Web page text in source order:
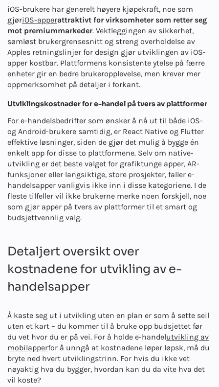
iOS-brukere har generelt høyere kjøpekraft, noe som
gjøriOS-apperattraktivt for virksomheter som retter seg
mot premiummarkeder. Vektleggingen av sikkerhet,
sømløst brukergrensesnitt og streng overholdelse av
Apples retningslinjer for design gjør utviklingen av iOS-
apper kostbar. Plattformens konsistente ytelse på færre
enheter gir en bedre brukeropplevelse, men krever mer
oppmerksomhet på detaljer i forkant.
Utviklingskostnader for e-handel på tvers av plattformer
For e-handelsbedrifter som ønsker å nå ut til både iOS-
og Android-brukere samtidig, er React Native og Flutter
effektive løsninger, siden de gjør det mulig å bygge én
enkelt app for disse to plattformene. Selv om native-
utvikling er det beste valget for grafiktunge apper, AR-
funksjoner eller langsiktige, store prosjekter, faller e-
handelsapper vanligvis ikke inn i disse kategoriene. I de
fleste tilfeller vil ikke brukerne merke noen forskjell, noe
som gjør apper på tvers av plattformer til et smart og
budsjettvennlig valg.
Detaljert oversikt over
kostnadene for utvikling av e-
handelsapper
Å kaste seg ut i utvikling uten en plan er som å sette seil
uten et kart – du kommer til å bruke opp budsjettet før
du vet hvor du er på vei. For å holde e-handelutvikling av
mobilapperfor å unngå at kostnadene løper løpsk, må du
bryte ned hvert utviklingstrinn. For hvis du ikke vet
nøyaktig hva du bygger, hvordan kan du da vite hva det
vil koste?